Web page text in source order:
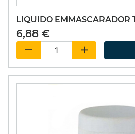
LIQUIDO EMMASCARADOR
6,88 €